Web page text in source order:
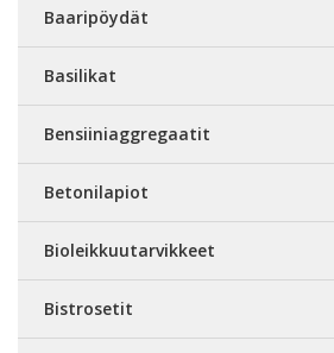
Baaripöydät
Basilikat
Bensiiniaggregaatit
Betonilapiot
Bioleikkuutarvikkeet
Bistrosetit